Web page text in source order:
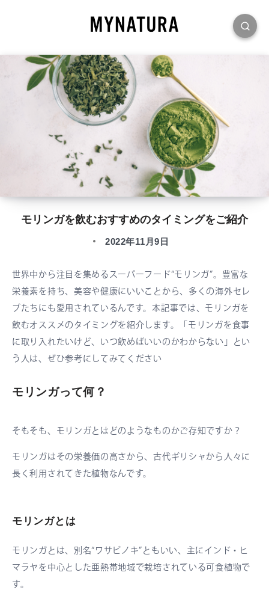
モリンガを飲むおすすめのタイミングをご紹介
2022年11月9日
世界中から注目を集めるスーパーフード“モリンガ”。豊富な
栄養素を持ち、美容や健康にいいことから、多くの海外セレ
ブたちにも愛用されているんです。本記事では、モリンガを
飲むオススメのタイミングを紹介します。「モリンガを食事
に取り入れたいけど、いつ飲めばいいのかわからない」とい
う人は、ぜひ参考にしてみてください
モリンガって何？
そもそも、モリンガとはどのようなものかご存知ですか？
モリンガはその栄養価の高さから、古代ギリシャから人々に
長く利用されてきた植物なんです。
モリンガとは
モリンガとは、別名“ワサビノキ”ともいい、主にインド・ヒ
マラヤを中心とした亜熱帯地域で栽培されている可食植物で
す。